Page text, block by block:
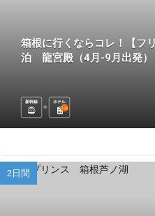
箱根に行くならコレ！【フ
泊 龍宮殿（4月-9月出発）
新幹線
ホテル
1 泊
2日間